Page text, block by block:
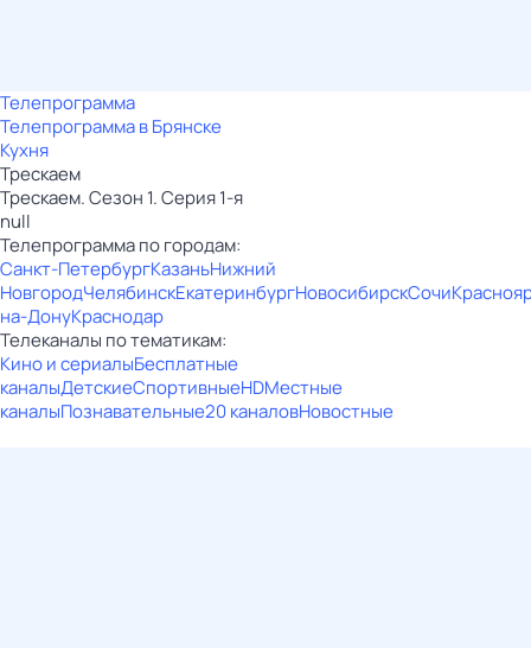
Телепрограмма
Телепрограмма в Брянске
Кухня
Трескаем
Трескаем. Сезон 1. Серия 1-я
null
Телепрограмма по городам:
Санкт-ПетербургКазаньНижний
НовгородЧелябинскЕкатеринбургНовосибирскСочи
на-ДонуКраснодар
Телеканалы по тематикам:
Кино и сериалыБесплатные
каналыДетскиеСпортивныеHDМестные
каналыПознавательные20 каналовНовостные